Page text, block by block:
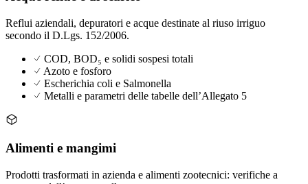
Reflui aziendali, depuratori e acque destinate al riuso irriguo
secondo il D.Lgs. 152/2006.
COD, BOD₅ e solidi sospesi totali
Azoto e fosforo
Escherichia coli e Salmonella
Metalli e parametri delle tabelle dell’Allegato 5
Alimenti e mangimi
Prodotti trasformati in azienda e alimenti zootecnici: verifiche a